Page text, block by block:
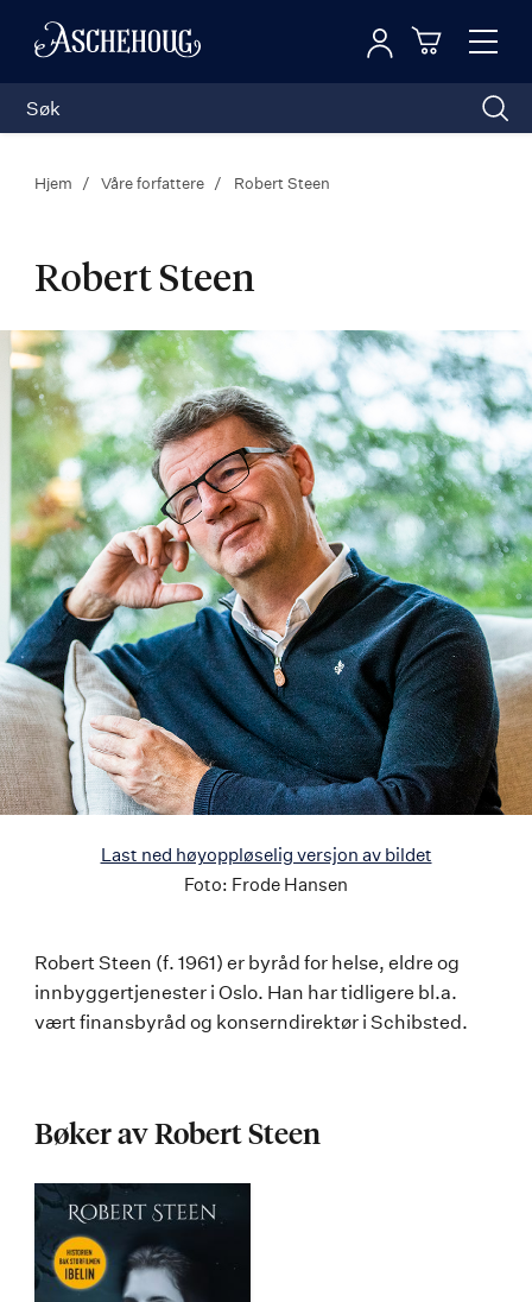
Toggle
Logg inn
Hjem Våre forfattere Robert Steen
Robert Steen
Last ned høyoppløselig versjon av bildet
Foto: Frode Hansen
Robert
Steen
Robert Steen (f. 1961) er byråd for helse, eldre og
innbyggertjenester i Oslo. Han har tidligere bl.a.
vært finansbyråd og konserndirektør i Schibsted.
Bøker av Robert Steen